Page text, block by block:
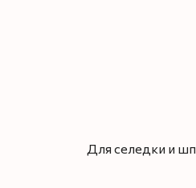
Для селедки и